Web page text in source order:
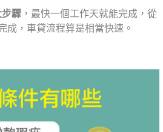
驟 ，最快一個工作天就能完成，從
成，車貸流程算是相當快速。